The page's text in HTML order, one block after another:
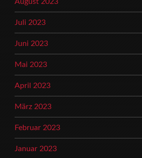
Juli 2023
Juni 2023
Mai 2023
April 2023
März 2023
Februar 2023
Januar 2023